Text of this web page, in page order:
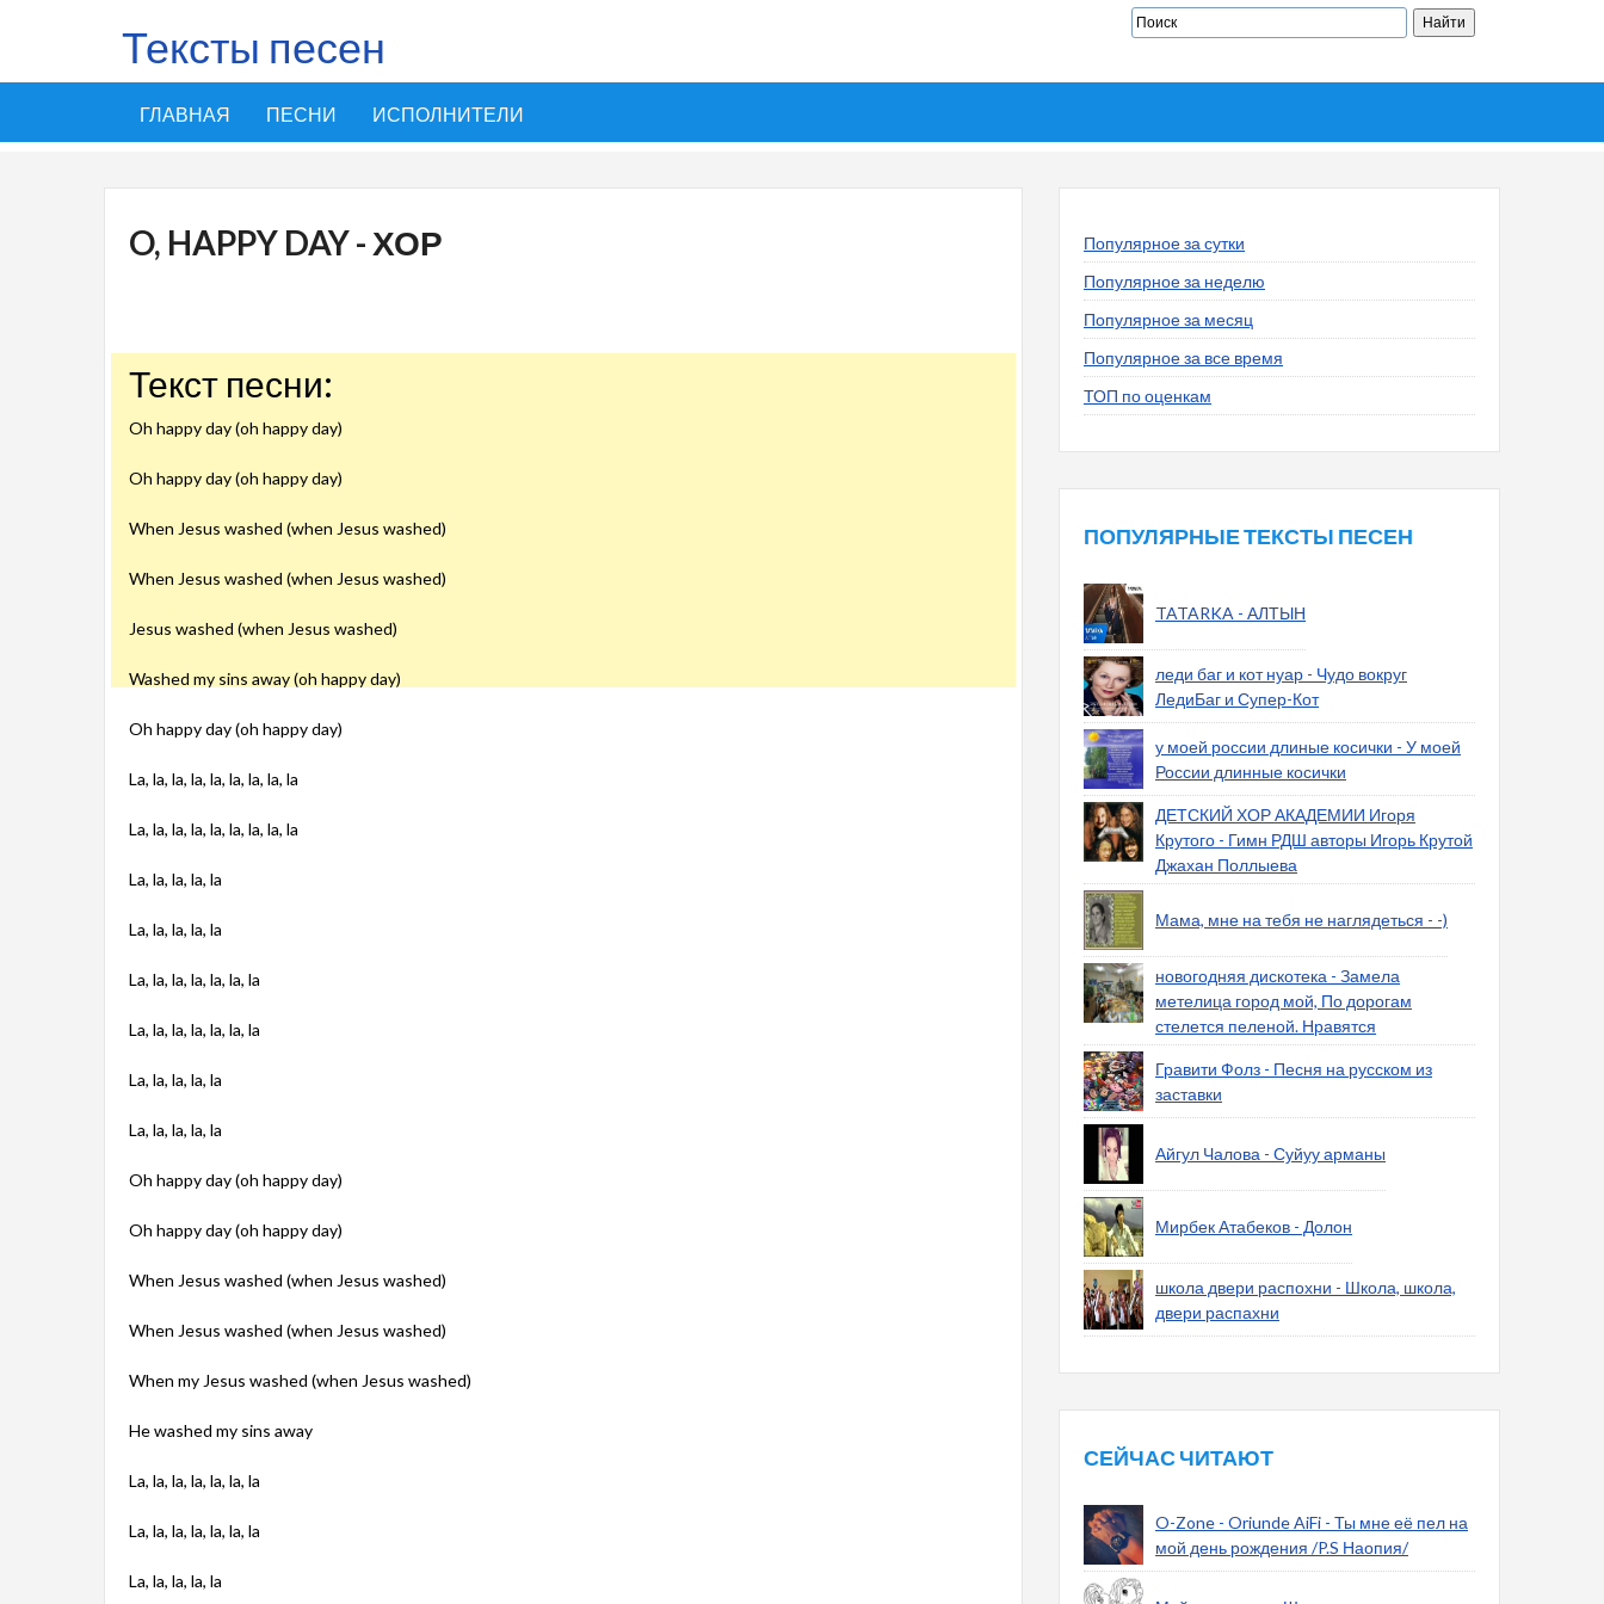
Тексты песен
ГЛАВНАЯ ПЕСНИ ИСПОЛНИТЕЛИ
O, HAPPY DAY - ХОР
Текст песни:
Oh happy day (oh happy day)
Oh happy day (oh happy day)
When Jesus washed (when Jesus washed)
When Jesus washed (when Jesus washed)
Jesus washed (when Jesus washed)
Washed my sins away (oh happy day)
Oh happy day (oh happy day)
La, la, la, la, la, la, la, la, la
La, la, la, la, la, la, la, la, la
La, la, la, la, la
La, la, la, la, la
La, la, la, la, la, la, la
La, la, la, la, la, la, la
La, la, la, la, la
La, la, la, la, la
Oh happy day (oh happy day)
Oh happy day (oh happy day)
When Jesus washed (when Jesus washed)
When Jesus washed (when Jesus washed)
When my Jesus washed (when Jesus washed)
He washed my sins away
La, la, la, la, la, la, la
La, la, la, la, la, la, la
La, la, la, la, la
Популярное за сутки
Популярное за неделю
Популярное за месяц
Популярное за все время
ТОП по оценкам
ПОПУЛЯРНЫЕ ТЕКСТЫ ПЕСЕН
TATARKA - АЛТЫН
леди баг и кот нуар - Чудо вокруг
ЛедиБаг и Супер-Кот
у моей россии длиные косички - У моей
России длинные косички
ДЕТСКИЙ ХОР АКАДЕМИИ Игоря
Крутого - Гимн РДШ авторы Игорь Крутой
Джахан Поллыева
Мама, мне на тебя не наглядеться - -)
новогодняя дискотека - Замела
метелица город мой, По дорогам
стелется пеленой. Нравятся
Гравити Фолз - Песня на русском из
заставки
Айгул Чалова - Суйуу арманы
Мирбек Атабеков - Долон
школа двери распохни - Школа, школа,
двери распахни
СЕЙЧАС ЧИТАЮТ
O-Zone - Oriunde AiFi - Ты мне её пел на
мой день рождения /P.S Наопия/